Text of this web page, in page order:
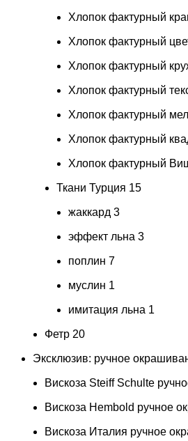
Хлопок фактурный
Хлопок фактурный
Хлопок фактурный
Хлопок фактурный
Хлопок фактурный
Хлопок фактурный
Хлопок фактурный
Ткани Турция 15
жаккард 3
эффект льна 3
поплин 7
муслин 1
имитация льна 1
Фетр 20
Эксклюзив: ручное
Вискоза Steiff Schulte
Вискоза Hembold ручное
Вискоза Италия ручное